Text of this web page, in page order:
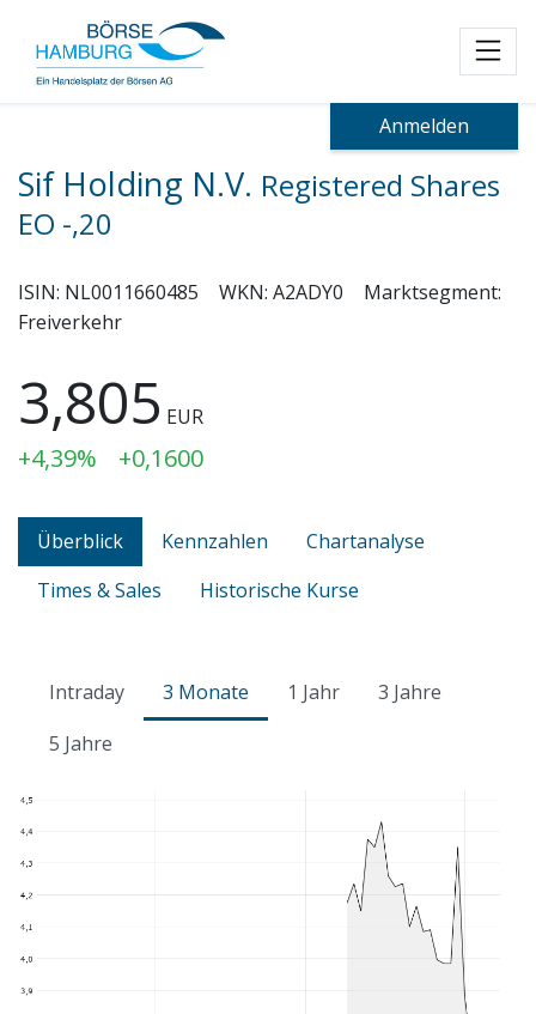
Anmelden
Sif Holding N.V. Registered Shares
EO -,20
ISIN: NL0011660485 WKN: A2ADY0
Marktsegment:
Freiverkehr
3,805 EUR
+4,39% +0,1600
Überblick Kennzahlen
Chartanalyse
Times & Sales
Historische Kurse
Intraday 3 Monate 1 Jahr
3 Jahre
5 Jahre